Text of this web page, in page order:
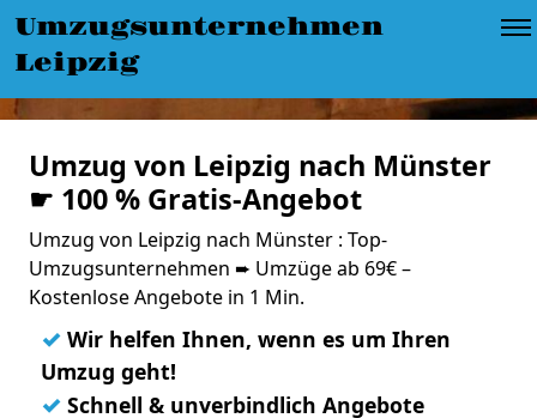
Umzugsunternehmen
Leipzig
Umzug von Leipzig nach Münster
☛ 100 % Gratis-Angebot
Umzug von Leipzig nach Münster : Top-
Umzugsunternehmen ➨ Umzüge ab 69€ –
Kostenlose Angebote in 1 Min.
✓ Wir helfen Ihnen, wenn es um Ihren
Umzug geht!
✓ Schnell & unverbindlich Angebote